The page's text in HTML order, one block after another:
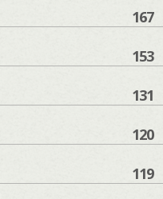
167
153
131
120
119